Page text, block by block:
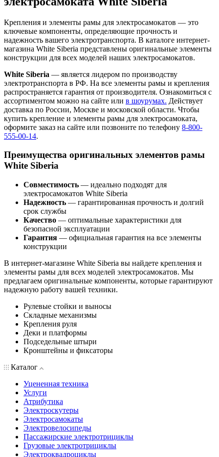
Крепления и элементы рамы для электросамокатов — это
ключевые компоненты, определяющие прочность и
надежность вашего электротранспорта. В каталоге интернет-
магазина White Siberia представлены оригинальные элементы
конструкции для всех моделей наших электросамокатов.
White Siberia — является лидером по производству
электротранспорта в РФ. На все элементы рамы и крепления
распространяется гарантия от производителя. Ознакомиться с
ассортиментом можно на сайте или в шоурумах. Действует
доставка по России, Москве и московской области. Чтобы
купить крепление и элементы рамы для электросамоката,
оформите заказ на сайте или позвоните по телефону 8-800-
555-00-14.
Преимущества оригинальных элементов рамы
White Siberia
Совместимость — идеально подходят для
электросамокатов White Siberia
Надежность — гарантированная прочность и долгий
срок службы
Качество — оптимальные характеристики для
безопасной эксплуатации
Гарантия — официальная гарантия на все элементы
конструкции
В интернет-магазине White Siberia вы найдете крепления и
элементы рамы для всех моделей электросамокатов. Мы
предлагаем оригинальные компоненты, которые гарантируют
надежную работу вашей техники.
Рулевые стойки и выносы
Складные механизмы
Крепления руля
Деки и платформы
Подседельные штыри
Кронштейны и фиксаторы
Каталог
Уцененная техника
Услуги
Атрибутика
Электроскутеры
Электросамокаты
Электровелосипеды
Пассажирские электротрициклы
Грузовые электротрициклы
Электроквадроциклы